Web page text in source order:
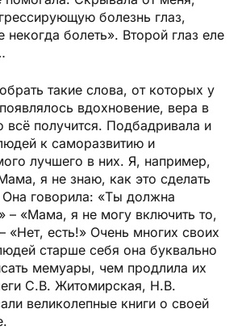
болезнь глаз,
некогда болеть». Второй глаз еле
такие слова, от которых у
вдохновение, вера в
всё получится. Подбадривала и
к саморазвитию и
лучшего в них. Я, например,
я не знаю, как это сделать
Она говорила: «Ты должна
– «Мама, я не могу включить то,
«Нет, есть!» Очень многих своих
старше себя она буквально
мемуары, чем продлила их
С.В. Житомирская, Н.В.
великолепные книги о своей